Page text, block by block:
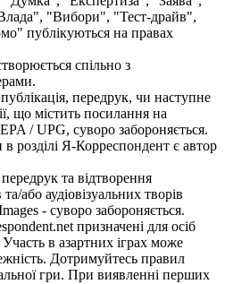
"Вибори", "Тест-драйв",
публікуються на правах
спільно з
передрук, чи наступне
що містить посилання на
/ UPG, суворо забороняється.
розділі Я-Корреспондент є автор
та відтворення
або аудіовізуальних творів
- суворо забороняється.
призначені для осіб
в азартних іграх може
Дотримуйтесь правил
гри. При виявленні перших